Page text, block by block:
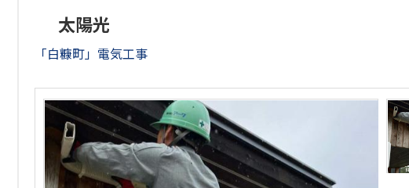
太陽光
「白糠町」電気工事